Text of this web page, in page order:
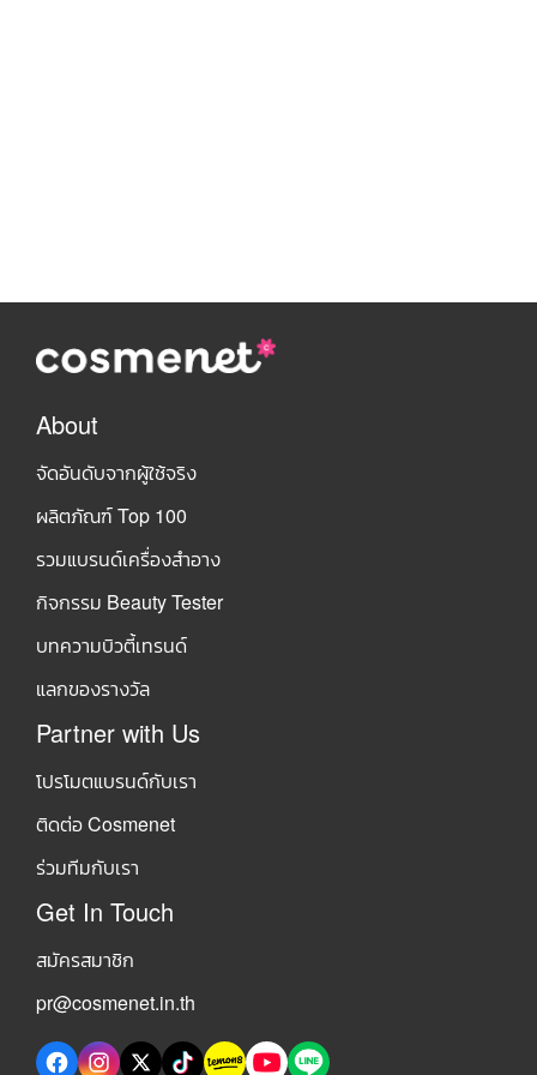
About
จัดอันดับจากผู้ใช้จริง
ผลิตภัณฑ์ Top 100
รวมแบรนด์เครื่องสำอาง
กิจกรรม Beauty Tester
บทความบิวตี้เทรนด์
แลกของรางวัล
Partner with Us
โปรโมตแบรนด์กับเรา
ติดต่อ Cosmenet
ร่วมทีมกับเรา
Get In Touch
สมัครสมาชิก
pr@cosmenet.in.th